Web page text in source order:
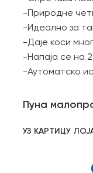
-Природне
-Идеално за
-Даје коси
-Напаја се на
-Аутоматско
Пуна
УЗ КАРТИЦУ